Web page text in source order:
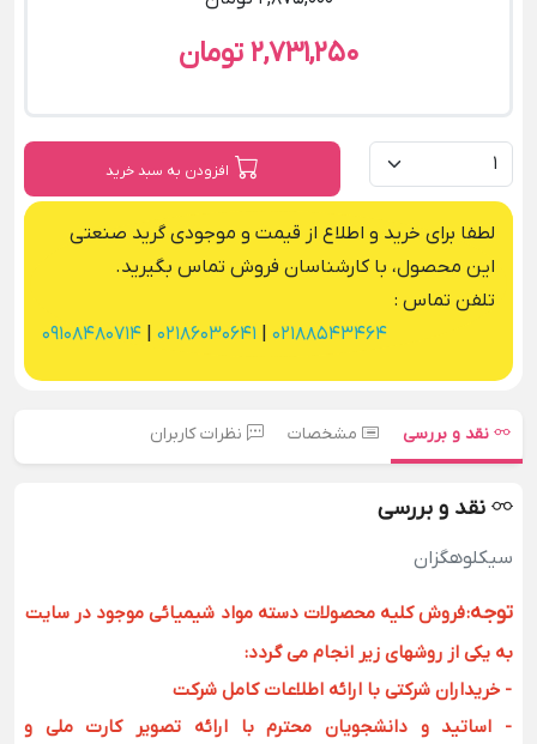
2,731,250 تومان
افزودن به سبد خرید
لطفا برای خرید و اطلاع از قیمت و موجودی گرید صنعتی
این محصول، با کارشناسان فروش تماس بگیرید.
تلفن تماس :
02188543464
02186030641
09108480714
نقد و بررسی مشخصات نظرات کاربران
نقد و بررسی
سیکلوهگزان
توجه:فروش کلیه محصولات دسته مواد شیمیائی موجود در سایت
به یکی از روشهای زیر انجام می گردد:
- خریداران شرکتی با ارائه اطلاعات کامل شرکت
- اساتید و دانشجویان محترم با ارائه تصویر کارت ملی و